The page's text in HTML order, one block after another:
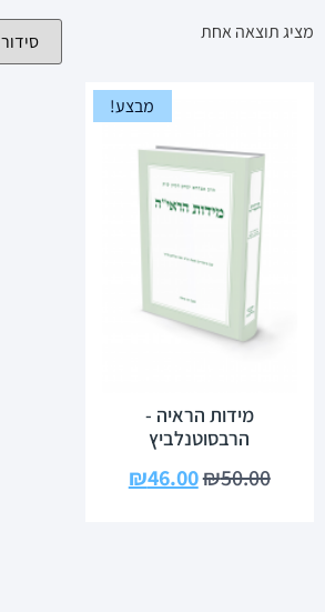
מציג תוצאה אחת
מבצע!
מידות הראיה -
הרבסוטנלביץ
₪50.00
₪46.00